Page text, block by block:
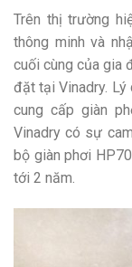
Trên thị trường
thông minh và
cuối cùng của gia
đặt tại Vinadry. Lý
cung cấp giàn
Vinadry có sự
bộ giàn phơi
tới 2 năm.